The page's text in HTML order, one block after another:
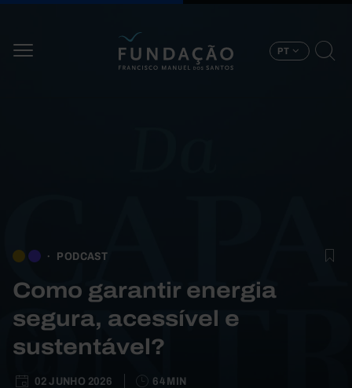
PT
PODCAST
Como garantir energia
segura, acessível e
sustentável?
02 JUNHO 2026 64 MIN